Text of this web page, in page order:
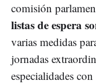
comisión
listas de espera
varias medidas
jornadas
especialidades